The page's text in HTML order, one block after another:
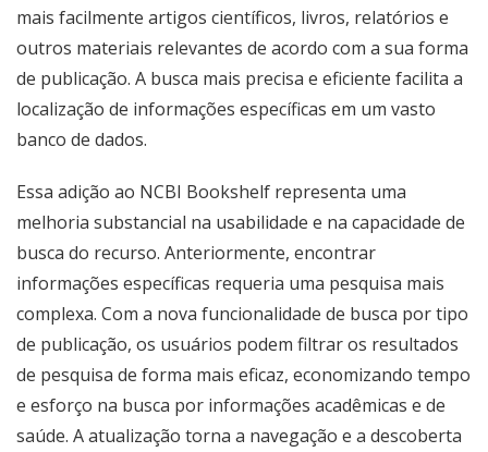
mais facilmente artigos científicos, livros, relatórios e
outros materiais relevantes de acordo com a sua forma
de publicação. A busca mais precisa e eficiente facilita a
localização de informações específicas em um vasto
banco de dados.
Essa adição ao NCBI Bookshelf representa uma
melhoria substancial na usabilidade e na capacidade de
busca do recurso. Anteriormente, encontrar
informações específicas requeria uma pesquisa mais
complexa. Com a nova funcionalidade de busca por tipo
de publicação, os usuários podem filtrar os resultados
de pesquisa de forma mais eficaz, economizando tempo
e esforço na busca por informações acadêmicas e de
saúde. A atualização torna a navegação e a descoberta